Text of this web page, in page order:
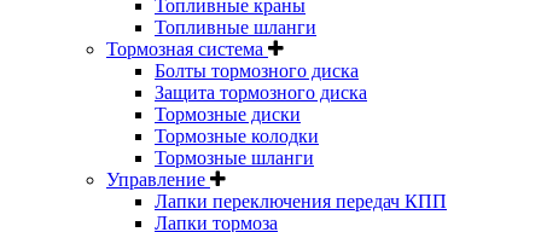
Топливные краны
Топливные шланги
Тормозная система
Болты тормозного диска
Защита тормозного диска
Тормозные диски
Тормозные колодки
Тормозные шланги
Управление
Лапки переключения передач КПП
Лапки тормоза